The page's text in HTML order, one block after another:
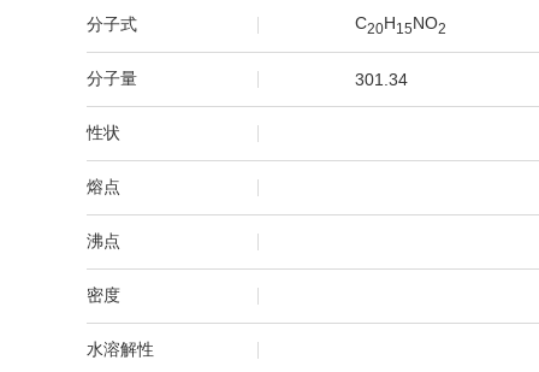
分子式 C20H1 5NO2
分子量 301.34
性状
熔点
沸点
密度
水溶解性